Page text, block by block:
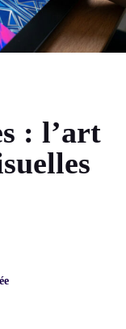
: l’art